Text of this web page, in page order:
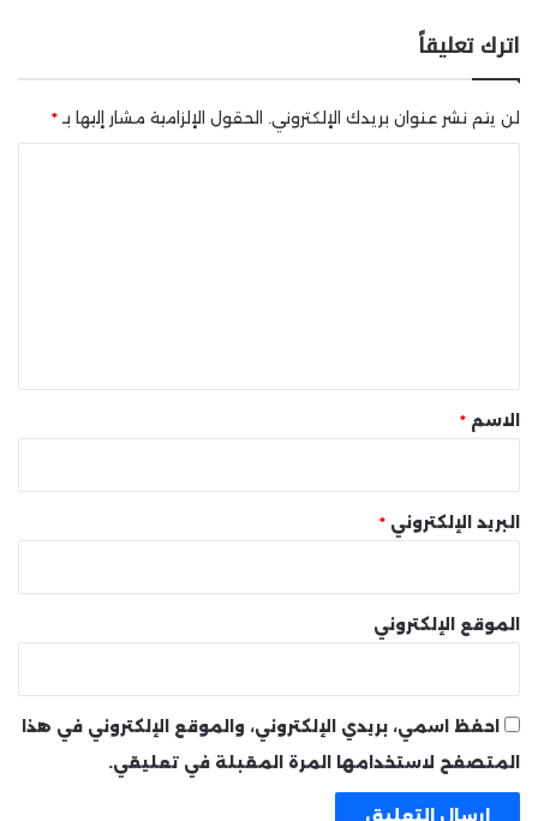
اترك تعليقاً
لن يتم نشر عنوان بريدك الإلكتروني. الحقول الإلزامية مشار إليها بـ*
* الاسم *
البريد الإلكتروني *
الموقع الإلكتروني
احفظ اسمي، بريدي الإلكتروني، والموقع الإلكتروني في هذا
المتصفح لاستخدامها المرة المقبلة في تعليقي.